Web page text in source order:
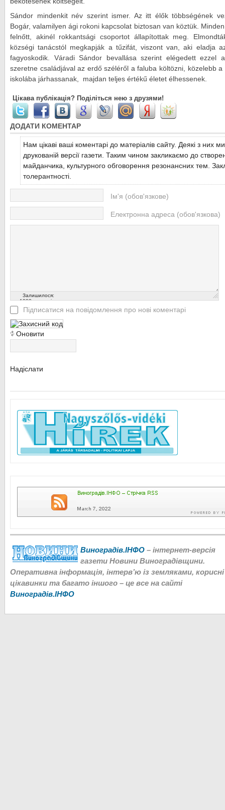
Sándor mindenkit név szerint ismer. Az itt élők többségének
Bogár, valamilyen ági rokoni kapcsolat biztosan van köztük.
felnőtt, akinél rokkantsági csoportot állapítottak meg.
községi tanácstól megkapják a tűzifát, viszont van, aki eladja
fagyoskodik. Váradi Sándor bevallása szerint elégedett ezzel
szeretne családjával az erdő széléről a faluba költözni, közelebb
iskolába járhassanak, majdan teljes értékű életet élhessenek.
Цікава публікація? Поділіться нею з друзями!
ДОДАТИ КОМЕНТАР
Нам цікаві ваші коментарі до матеріалів сайту. Деякі з них
друкованій версії газети. Таким чином закликаємо до
майданчика, культурного обговорення резонансних тем.
толерантності.
Ім'я (обов'язкове)
Електронна адреса (обов'язкова)
Залишилося:
1000символів
Підписатися на повідомлення про нові коментарі
Оновити
Надіслати
Виноградів.ІНФО – інтернет-версія
газети Новини Виноградівщини.
Оперативна інформація, інтерв’ю із земляками, корисні
цікавинки та багато іншого – це все на сайті
Виноградів.ІНФО